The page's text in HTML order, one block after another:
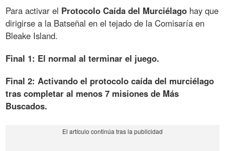
Para activar el Protocolo Caída del Murciélago hay que
dirigirse a la Batseñal en el tejado de la Comisaría en
Bleake Island.
Final 1: El normal al terminar el juego.
Final 2: Activando el protocolo caída del murciélago
tras completar al menos 7 misiones de Más
Buscados.